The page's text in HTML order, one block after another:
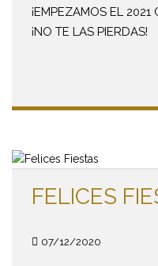
¡EMPEZAMOS EL
¡NO TE LAS PIERDAS!
FELICES
07/12/2020